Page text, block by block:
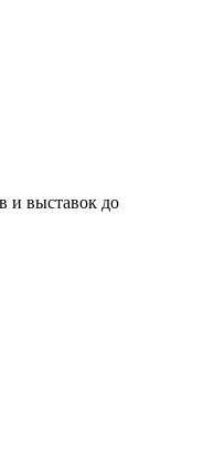
и выставок до